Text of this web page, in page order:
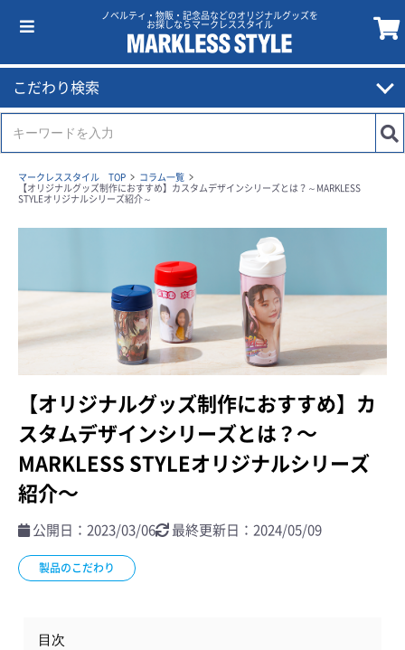
ノベルティ・物販・記念品などのオリジナルグッズを
お探しならマークレススタイル
こだわり検索
マークレススタイル TOP
コラム一覧
【オリジナルグッズ制作におすすめ】カスタムデザインシリーズとは？～MARKLESS
STYLEオリジナルシリーズ紹介～
【オリジナルグッズ制作におすすめ】カ
スタムデザインシリーズとは？～
MARKLESS STYLEオリジナルシリーズ
紹介～
公開日：2023/03/06 最終更新日：2024/05/09
製品のこだわり
目次